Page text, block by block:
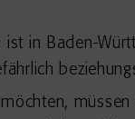
ist in Baden-